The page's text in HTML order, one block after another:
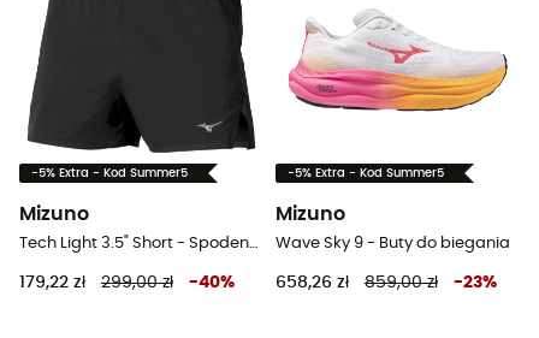
-5% Extra - Kod Summer5
Mizuno
Tech Light 3.5" Short - Spodenki do biegania męskie
179,22 zł 299,00 zł -40%
-5% Extra - Kod Summer5
Mizuno
Wave Sky 9 - Buty do biegania
658,26 zł 859,00 zł -23%